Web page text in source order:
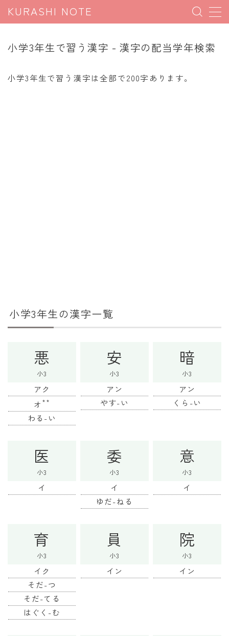
KURASHI NOTE
日付の計算
○日後の日付・記念日計算
第何曜日計算
四十九日法要計算
年齢の計算
干支から年齢計算
学びの資料
漢字の配当学年検索
偏差値から上位何％計算
小学3年生で習う漢字 - 漢字の配当学年検索
小学3年生で習う漢字は全部で200字あります。
小学3年生の漢字一覧
悪
小3
アク
オ **
わる-い
安
小3
アン
やす-い
暗
小3
アン
くら-い
医
小3
イ
委
小3
イ
ゆだ-ねる
意
小3
イ
育
小3
イク
そだ-つ
そだ-てる
はぐく-む
員
小3
イン
院
小3
イン